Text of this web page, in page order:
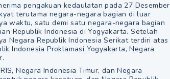
pengakuan kedaulatan pada 27 Desember
terutama negara-negara bagian di luar
waktu, satu demi satu negara-negara bagian
Republik Indonesia di Yogyakarta. Setelah
Negara Republik Indonesia Serikat terdiri atas
Indonesia Proklamasi Yogyakarta, Negara
Negara Indonesia Timur, dan Negara